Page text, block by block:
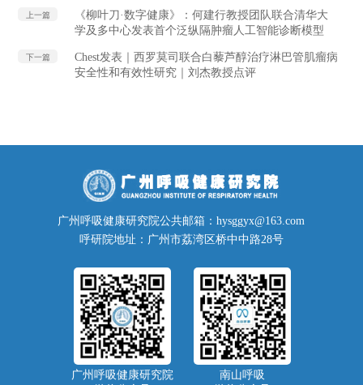
上一篇
《柳叶刀·数字健康》：何建行教授团队联合清华大
学及多中心发表首个泛纵隔肿瘤人工智能诊断模型
下一篇
Chest发表｜西罗莫司联合白藜芦醇治疗淋巴管肌瘤病
安全性和有效性研究｜刘杰教授点评
广州呼吸健康研究院公共邮箱：hysggyx@163.com
呼研院地址：广州市荔湾区桥中中路28号
广州呼吸健康研究院
南山呼吸